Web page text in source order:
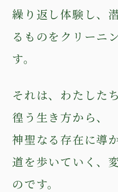
繰り返し体験し、
るものをクリーニ
す。
それは、わたした
徨う生き方から、
神聖なる存在に導
道を歩いていく、
のです。